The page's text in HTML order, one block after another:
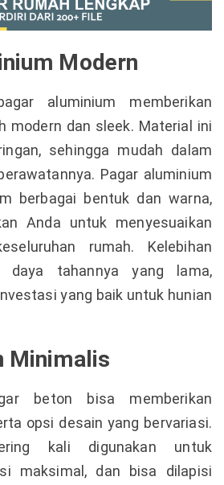
Modern
aluminium memberikan
modern dan sleek. Material ini
sehingga mudah dalam
Pagar aluminium
berbagai bentuk dan warna,
Anda untuk menyesuaikan
rumah. Kelebihan
daya tahannya yang lama,
yang baik untuk hunian
Minimalis
beton bisa memberikan
opsi desain yang bervariasi.
kali digunakan untuk
maksimal, dan bisa dilapisi